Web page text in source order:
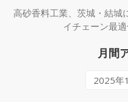
高砂香料工業、茨城・結城
イチェーン最
月間